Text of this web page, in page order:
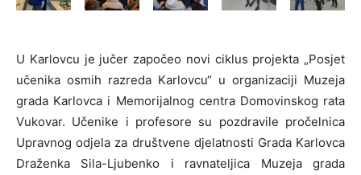
U Karlovcu je jučer započeo novi ciklus projekta „Posjet
učenika osmih razreda Karlovcu“ u organizaciji Muzeja
grada Karlovca i Memorijalnog centra Domovinskog rata
Vukovar. Učenike i profesore su pozdravile pročelnica
Upravnog odjela za društvene djelatnosti Grada Karlovca
Draženka Sila-Ljubenko i ravnateljica Muzeja grada